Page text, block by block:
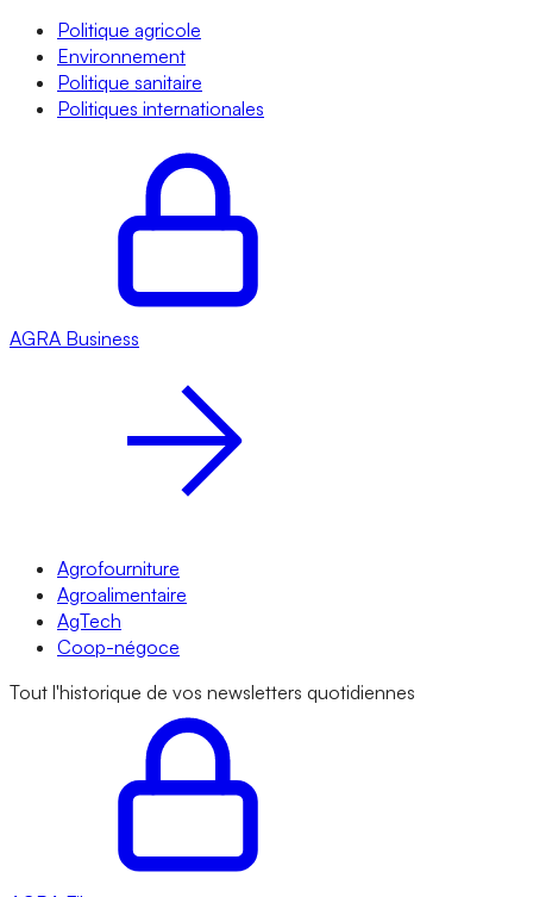
Politique agricole
Environnement
Politique sanitaire
Politiques internationales
AGRA Business
Agrofourniture
Agroalimentaire
AgTech
Coop-négoce
Tout l'historique de vos newsletters quotidiennes